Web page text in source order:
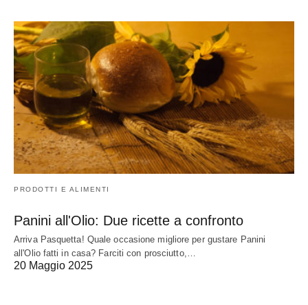
PRODOTTI E ALIMENTI
Panini all'Olio: Due ricette a confronto
Arriva Pasquetta! Quale occasione migliore per gustare Panini
all'Olio fatti in casa? Farciti con prosciutto,…
20 Maggio 2025